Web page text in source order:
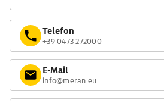
Telefon
+39 0473 272000
E-Mail
info@meran.eu